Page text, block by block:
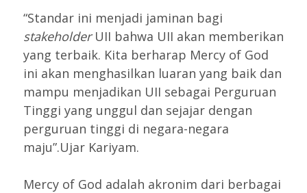
“Standar ini menjadi jaminan bagi
stakeholderUII bahwa UII akan memberikan
yang terbaik. Kita berharap Mercy of God
ini akan menghasilkan luaran yang baik dan
mampu menjadikan UII sebagai Perguruan
Tinggi yang unggul dan sejajar dengan
perguruan tinggi di negara-negara
maju”.Ujar Kariyam.
Mercy of God adalah akronim dari berbagai